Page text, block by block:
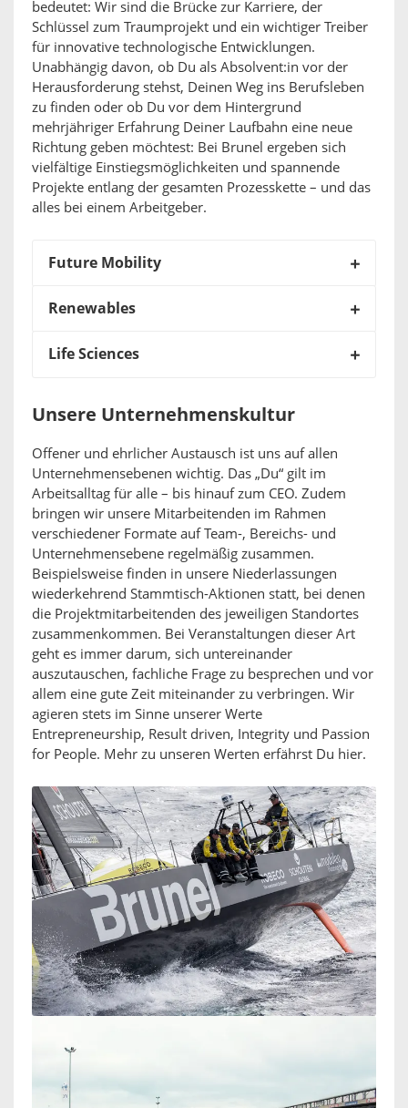
bedeutet: Wir sind die Brücke zur Karriere, der
Schlüssel zum Traumprojekt und ein wichtiger Treiber
für innovative technologische Entwicklungen.
Unabhängig davon, ob Du als Absolvent:in vor der
Herausforderung stehst, Deinen Weg ins Berufsleben
zu finden oder ob Du vor dem Hintergrund
mehrjähriger Erfahrung Deiner Laufbahn eine neue
Richtung geben möchtest: Bei Brunel ergeben sich
vielfältige Einstiegsmöglichkeiten und spannende
Projekte entlang der gesamten Prozesskette – und das
alles bei einem Arbeitgeber.
Future Mobility
Renewables
Life Sciences
Unsere Unternehmenskultur
Offener und ehrlicher Austausch ist uns auf allen
Unternehmensebenen wichtig. Das „Du“ gilt im
Arbeitsalltag für alle – bis hinauf zum CEO. Zudem
bringen wir unsere Mitarbeitenden im Rahmen
verschiedener Formate auf Team-, Bereichs- und
Unternehmensebene regelmäßig zusammen.
Beispielsweise finden in unsere Niederlassungen
wiederkehrend Stammtisch-Aktionen statt, bei denen
die Projektmitarbeitenden des jeweiligen Standortes
zusammenkommen. Bei Veranstaltungen dieser Art
geht es immer darum, sich untereinander
auszutauschen, fachliche Frage zu besprechen und vor
allem eine gute Zeit miteinander zu verbringen. Wir
agieren stets im Sinne unserer Werte
Entrepreneurship, Result driven, Integrity und Passion
for People. Mehr zu unseren Werten erfährst Du hier.